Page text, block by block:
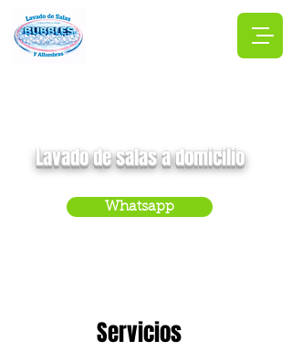
Lavado de salas a domicilio
Whatsapp
Servicios